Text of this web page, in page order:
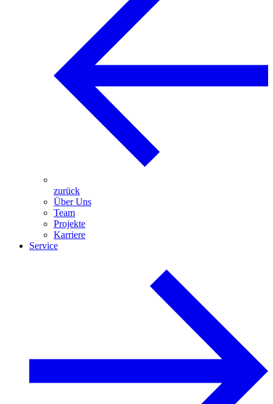
zurück
Über Uns
Team
Projekte
Karriere
Service